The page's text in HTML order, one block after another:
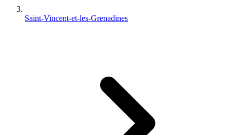
Saint-Vincent-et-les-Grenadines